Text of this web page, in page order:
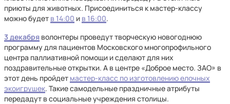
приюты для животных. Присоединиться к мастер-классу
можно будет в 14:00 и в 16:00.
3 декабря волонтеры проведут творческую новогоднюю
программу для пациентов Московского многопрофильного
центра паллиативной помощи и сделают для них
поздравительные открытки. А в центре «Доброе место. ЗАО» в
этот день пройдет мастер-класс по изготовлению елочных
экоигрушек. Такие самодельные праздничные атрибуты
передадут в социальные учреждения столицы.